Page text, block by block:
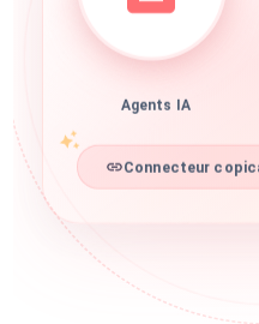
Agents IA
Connecteur